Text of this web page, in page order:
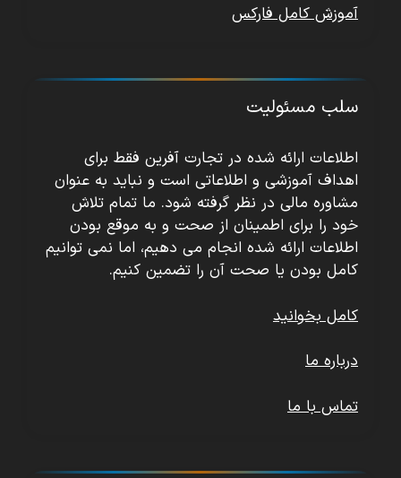
آموزش کامل فارکس
سلب مسئولیت
اطلاعات ارائه شده در تجارت آفرین فقط برای
اهداف آموزشی و اطلاعاتی است و نباید به عنوان
مشاوره مالی در نظر گرفته شود. ما تمام تلاش
خود را برای اطمینان از صحت و به موقع بودن
اطلاعات ارائه شده انجام می دهیم، اما نمی توانیم
کامل بودن یا صحت آن را تضمین کنیم.
کامل بخوانید
درباره ما
تماس با ما